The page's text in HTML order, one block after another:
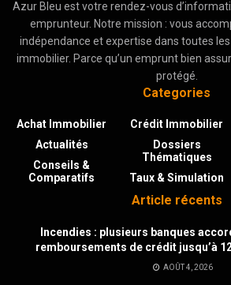
Azur Bleu est votre rendez-vous
emprunteur. Notre mission : vous
indépendance et expertise dans toutes
immobilier. Parce qu’un emprunt bien
protégé.
Categories
Achat Immobilier
Actualités
Conseils &
Comparatifs
Crédit Immobilier
Dossiers
Thématiques
Taux & Simulation
Article récents
Incendies : plusieurs banques
remboursements de crédit jusqu’à
AOÛT 4, 2026